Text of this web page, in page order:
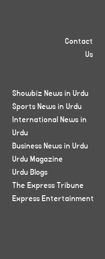
Contact
Us
Showbiz News in Urdu
Sports News in Urdu
International News in
Urdu
Business News in Urdu
Urdu Magazine
Urdu Blogs
The Express Tribune
Express Entertainment